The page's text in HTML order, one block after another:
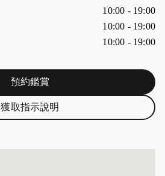
10:00 - 19:00
10:00 - 19:00
10:00 - 19:00
預約鑑賞Link Opens in New Tab
獲取指示說明Link Opens in New Tab